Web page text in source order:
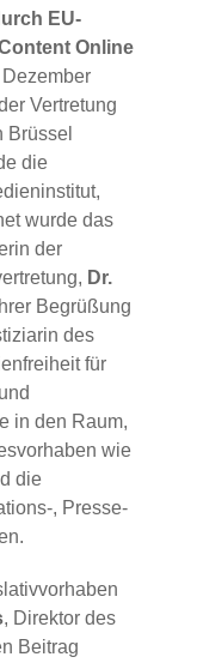
EU-
Online
Dezember
Vertretung
Brüssel
die
wurde das
der
Dr.
Begrüßung
des
für
in den Raum,
wie
die
, Presse-
, Direktor des
Beitrag